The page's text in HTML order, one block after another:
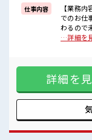
担当がしっかりサ
■職場の雰囲気
女性が多めの職場
モチベーションも
20代の若い世代が
仕事内容
【業務
でのお仕
わるので未
性も活躍
ぎたり奇
きる≫ 新
り働く環
UP目指
≫ 困っ
■職場の
い世代が
…詳細を
詳細を